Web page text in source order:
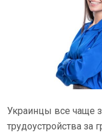
Украинцы все чаще
трудоустройства за